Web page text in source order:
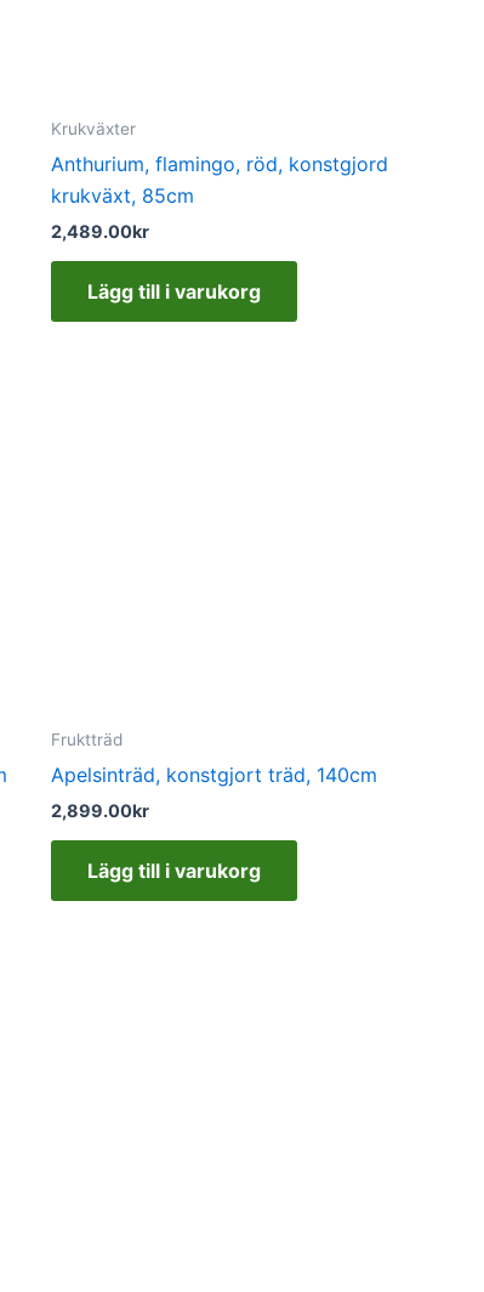
Krukväxter
Anthurium, flamingo, röd, konstgjord
krukväxt, 85cm
2,489.00kr
Lägg till i varukorg
Fruktträd
Apelsinträd, konstgjort träd, 140cm
2,899.00kr
Lägg till i varukorg